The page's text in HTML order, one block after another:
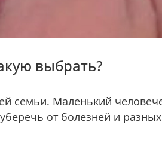
выбрать?
семьи. Маленький
от болезней и